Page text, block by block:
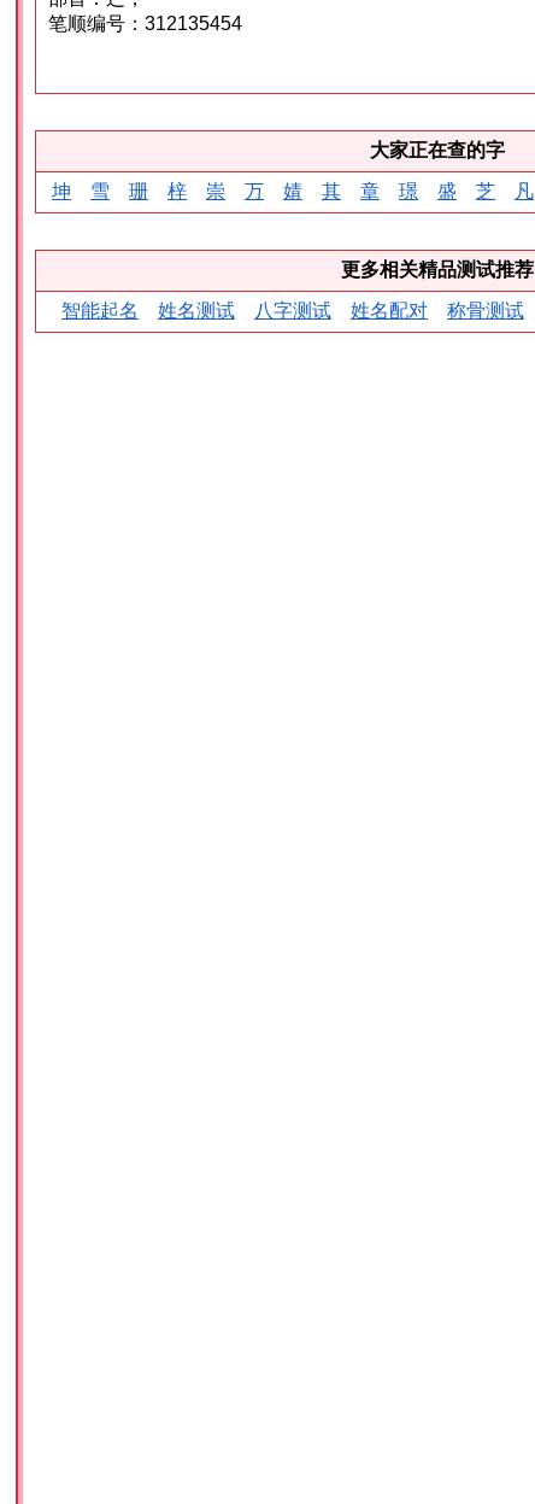
笔顺编号：312135454
大家正在查的字
坤
雪 珊 梓 崇 万 婧 其 章 璟 盛 芝 凡
更多相关精品测试推荐
智能起名
姓名测试 八字测试 姓名配对 称骨测试